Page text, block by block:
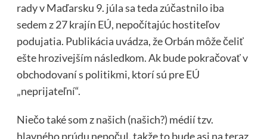
rady v Maďarsku 9. júla sa teda zúčastnilo iba
sedem z 27 krajín EÚ, nepočítajúc hostiteľov
podujatia. Publikácia uvádza, že Orbán môže čeliť
ešte hrozivejším následkom. Ak bude pokračovať v
obchodovaní s politikmi, ktorí sú pre EÚ
„neprijateľní“.
Niečo také som z našich (našich?) médií tzv.
hlavného prúdu nepočul, takže to bude asi na teraz